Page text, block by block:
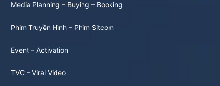
Media Planning – Buying – Booking
Phim Truyền Hình – Phim Sitcom
Event – Activation
TVC – Viral Video